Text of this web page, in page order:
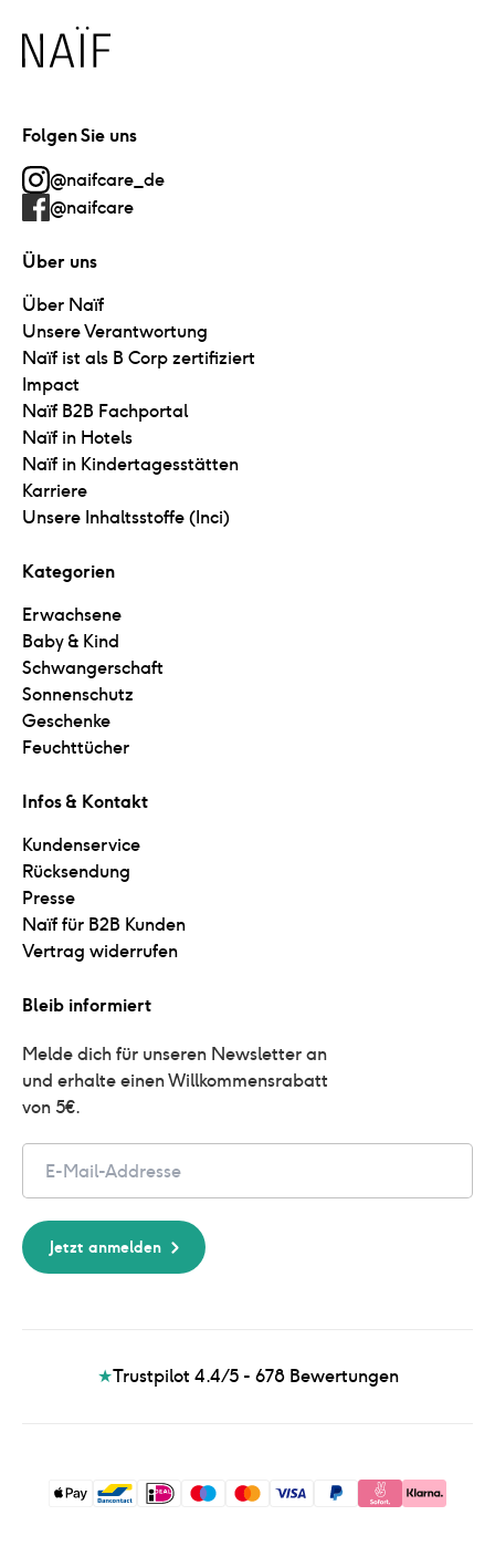
Naïf
Folgen Sie uns
@naifcare_de
@naifcare
Über uns
Über Naïf
Unsere Verantwortung
Naïf ist als B Corp zertifiziert
Impact
Naïf B2B Fachportal
Naïf in Hotels
Naïf in Kindertagesstätten
Karriere
Unsere Inhaltsstoffe (Inci)
Kategorien
Erwachsene
Baby & Kind
Schwangerschaft
Sonnenschutz
Geschenke
Feuchttücher
Infos & Kontakt
Kundenservice
Rücksendung
Presse
Naïf für B2B Kunden
Vertrag widerrufen
Bleib informiert
Melde dich für unseren Newsletter an
und erhalte einen Willkommensrabatt
von 5€.
Jetzt anmelden
★Trustpilot 4.4/5 - 678 Bewertungen